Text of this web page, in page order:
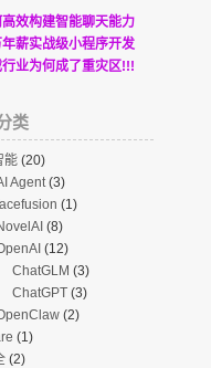
效构建智能聊天能力
薪实战级小程序开发
业为何成了重灾区!!!
类
能(20)
Agent(3)
(1)
(8)
(12)
ChatGLM (3)
ChatGPT(3)
(2)
(1)
(2)